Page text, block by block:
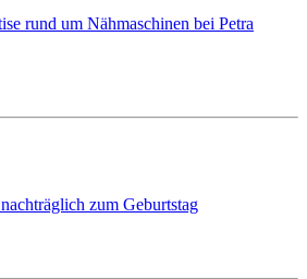
rund um Nähmaschinen bei Petra
zum Geburtstag